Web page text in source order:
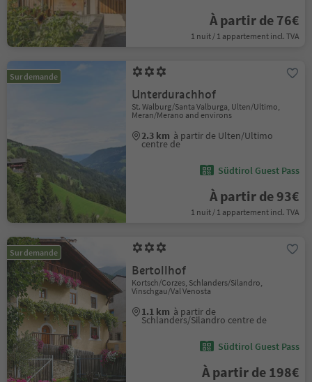
À partir de 76€
1 nuit / 1 appartement incl. TVA
Sur demande
Unterdurachhof
St. Walburg/Santa Valburga, Ulten/Ultimo,
Meran/Merano and environs
2.3 km à partir de Ulten/Ultimo
centre de
Südtirol Guest Pass
À partir de 93€
1 nuit / 1 appartement incl. TVA
Sur demande
Bertollhof
Kortsch/Corzes, Schlanders/Silandro,
Vinschgau/Val Venosta
1.1 km à partir de
Schlanders/Silandro centre de
Südtirol Guest Pass
À partir de 198€